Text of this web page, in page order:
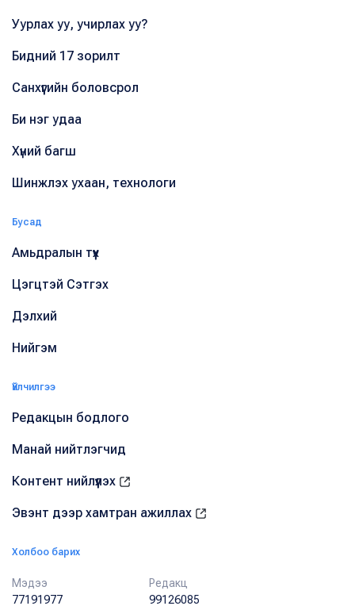
Уурлах уу, учирлах уу?
Бидний 17 зорилт
Санхүүгийн боловсрол
Би нэг удаа
Хүний багш
Шинжлэх ухаан, технологи
Бусад
Амьдралын түүх
Цэгцтэй Сэтгэх
Дэлхий
Нийгэм
Үйлчилгээ
Редакцын бодлого
Манай нийтлэгчид
Контент нийлүүлэх
Эвэнт дээр хамтран ажиллах
Холбоо барих
Мэдээ
77191977
Редакц
99126085